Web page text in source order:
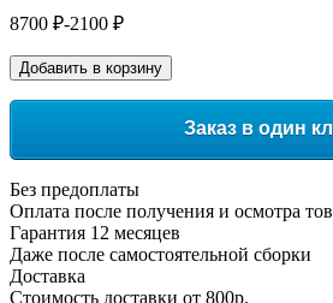
8700 ₽-2100 ₽
Добавить в корзину
Заказ в один
Без предоплаты
Оплата после получения и осмотра
Гарантия 12 месяцев
Даже после самостоятельной сборки
Доставка
Стоимость доставки от 800р.